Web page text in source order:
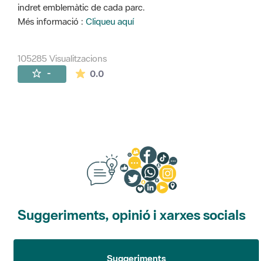
indret emblemàtic de cada parc.
Més informació : Cliqueu aquí
105285 Visualitzacions
- 0.0La mitjana de les valoracions és de 0
Suggeriments, opinió i xarxes socials
Suggeriments